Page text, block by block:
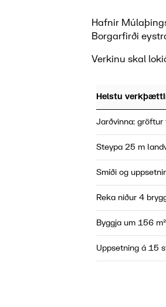
Hafnir
Borgarfirði
Verkinu skal
Helstu
Jarðvinna:
Steypa 25 m
Smíði og
Reka niður 4
Byggja um 156
Uppsetning á 15